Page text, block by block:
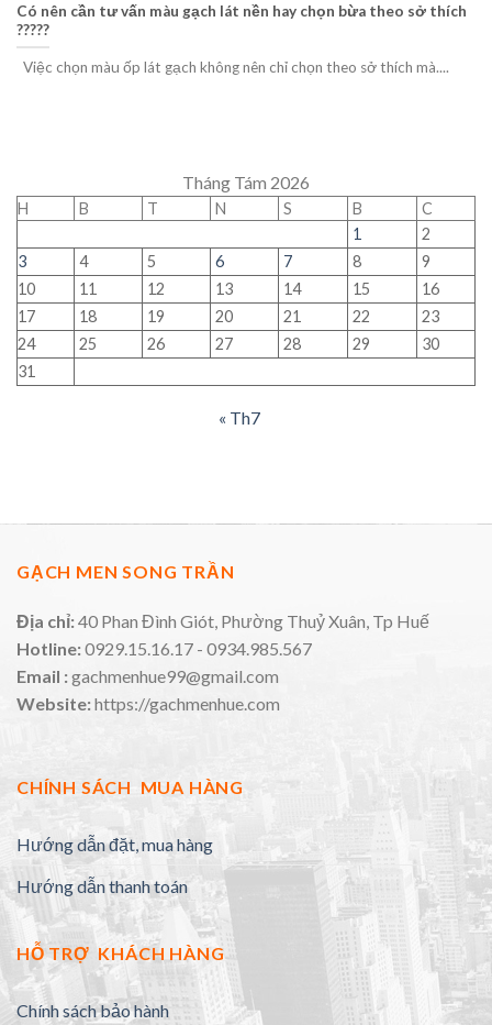
Có nên cần tư vấn màu gạch lát nền hay chọn bừa theo sở thích
?????
Việc chọn màu ốp lát gạch không nên chỉ chọn theo sở thích mà....
Tháng Tám 2026
H B T N S B
C
1
2
3
4 5 6 7 8
9
10
11 12 13 14 15
16
17
18 19 20 21 22
23
24
25 26 27 28 29
30
31
« Th7
GẠCH MEN SONG TRẦN
Địa chỉ:40 Phan Đình Giót, Phường Thuỷ Xuân, Tp Huế
Hotline:0929.15.16.17 - 0934.985.567
Email :gachmenhue99@gmail.com
Website:https://gachmenhue.com
CHÍNH SÁCH MUA HÀNG
Hướng dẫn đặt, mua hàng
Hướng dẫn thanh toán
HỖ TRỢ KHÁCH HÀNG
Chính sách bảo hành